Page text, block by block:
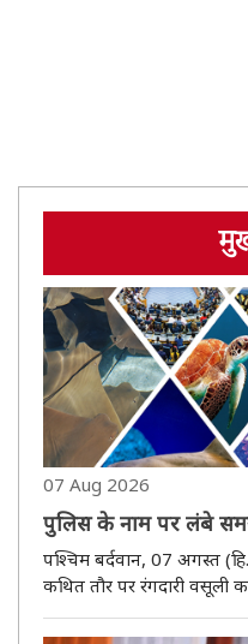
07 Aug 2026
पुलिस के नाम पर लंबे
से दो गिरफ्तार
पश्चिम बर्दवान, 07 अगस्त
कथित तौर पर रंगदारी वसूली
कि इस अवैध वसूली के पीछे एक